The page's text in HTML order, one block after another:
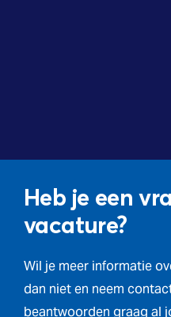
Heb je een
vacature?
Wil je meer informatie
dan niet en neem
beantwoorden graag al